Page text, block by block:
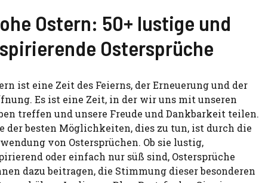
Ostern: 50+ lustige und
Ostersprüche
ist eine Zeit des Feierns, der Erneuerung und der
Es ist eine Zeit, in der wir uns mit unseren
treffen und unsere Freude und Dankbarkeit teilen.
der besten Möglichkeiten, dies zu tun, ist durch die
von Ostersprüchen. Ob sie lustig,
oder einfach nur süß sind, Ostersprüche
dazu beitragen, die Stimmung dieser besonderen